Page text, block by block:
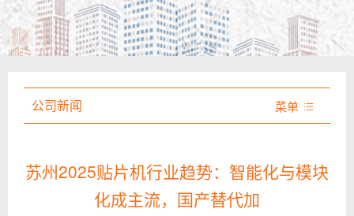
公司新闻 菜单 
苏州2025贴片机行业趋势：智能化与模块
化成主流，国产替代加